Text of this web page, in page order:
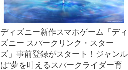
ディズニー新作スマホゲーム「ディ
ズニー スパークリンク・スター
ズ」事前登録がスタート！ジャンル
は“夢を叶えるスパークライダー育